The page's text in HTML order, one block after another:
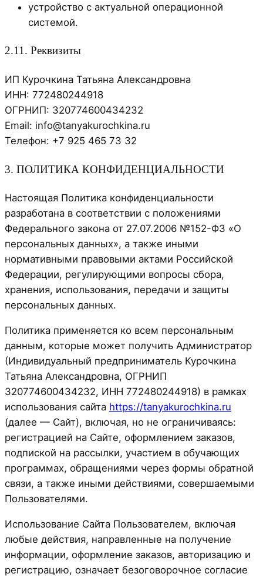
устройство с актуальной операционной
системой.
2.11. Реквизиты
ИП Курочкина Татьяна Александровна
ИНН: 772480244918
ОГРНИП: 320774600434232
Email: info@tanyakurochkina.ru
Телефон: +7 925 465 73 32
3. ПОЛИТИКА КОНФИДЕНЦИАЛЬНОСТИ
Настоящая Политика конфиденциальности
разработана в соответствии с положениями
Федерального закона от 27.07.2006 №152-ФЗ «О
персональных данных», а также иными
нормативными правовыми актами Российской
Федерации, регулирующими вопросы сбора,
хранения, использования, передачи и защиты
персональных данных.
Политика применяется ко всем персональным
данным, которые может получить Администратор
(Индивидуальный предприниматель Курочкина
Татьяна Александровна, ОГРНИП
320774600434232, ИНН 772480244918) в рамках
использования сайта https://tanyakurochkina.ru
(далее — Сайт), включая, но не ограничиваясь:
регистрацией на Сайте, оформлением заказов,
подпиской на рассылки, участием в обучающих
программах, обращениями через формы обратной
связи, а также иными действиями, совершаемыми
Пользователями.
Использование Сайта Пользователем, включая
любые действия, направленные на получение
информации, оформление заказов, авторизацию и
регистрацию, означает безоговорочное согласие